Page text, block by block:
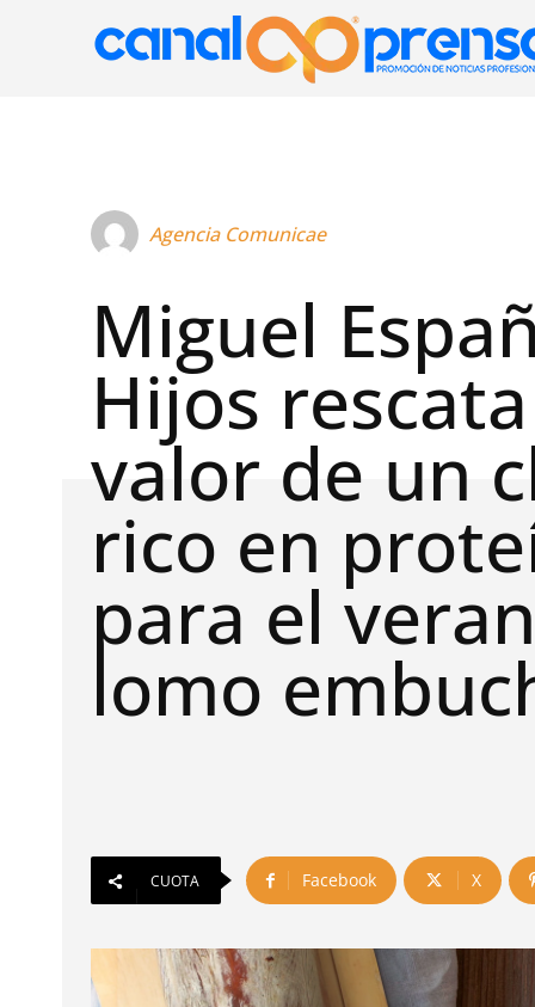
Agencia Comunicae
Miguel
Hijos
valor de un
rico en
para el
lomo
CUOTA Facebook X